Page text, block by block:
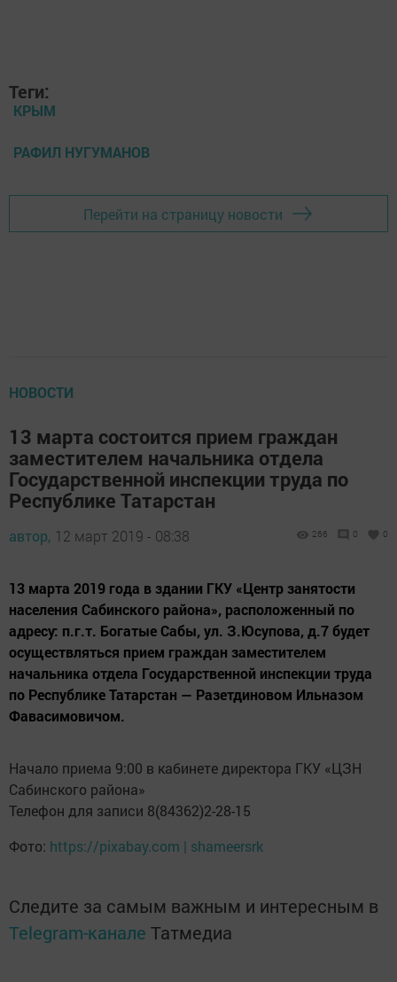
Теги:
КРЫМ
РАФИЛ НУГУМАНОВ
Перейти на страницу новости
НОВОСТИ
13 марта состоится прием граждан
заместителем начальника отдела
Государственной инспекции труда по
Республике Татарстан
автор, 12 март 2019 - 08:38 266 0 0
13 марта 2019 года в здании ГКУ «Центр занятости
населения Сабинского района», расположенный по
адресу: п.г.т. Богатые Сабы, ул. З.Юсупова, д.7 будет
осуществляться прием граждан заместителем
начальника отдела Государственной инспекции труда
по Республике Татарстан — Разетдиновом Ильназом
Фавасимовичом.
Начало приема 9:00 в кабинете директора ГКУ «ЦЗН
Сабинского района»
Телефон для записи 8(84362)2-28-15
Фото: https://pixabay.com | shameersrk
Следите за самым важным и интересным в
Telegram-канале Татмедиа